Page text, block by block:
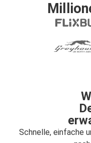
Schnelle, einfache